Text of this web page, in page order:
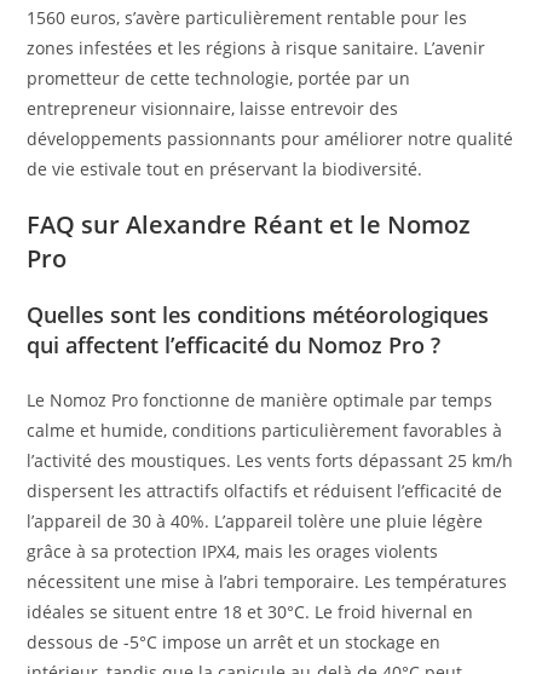
1560 euros, s’avère particulièrement rentable pour les
zones infestées et les régions à risque sanitaire. L’avenir
prometteur de cette technologie, portée par un
entrepreneur visionnaire, laisse entrevoir des
développements passionnants pour améliorer notre qualité
de vie estivale tout en préservant la biodiversité.
FAQ sur Alexandre Réant et le Nomoz
Pro
Quelles sont les conditions météorologiques
qui affectent l’efficacité du Nomoz Pro ?
Le Nomoz Pro fonctionne de manière optimale par temps
calme et humide, conditions particulièrement favorables à
l’activité des moustiques. Les vents forts dépassant 25 km/h
dispersent les attractifs olfactifs et réduisent l’efficacité de
l’appareil de 30 à 40%. L’appareil tolère une pluie légère
grâce à sa protection IPX4, mais les orages violents
nécessitent une mise à l’abri temporaire. Les températures
idéales se situent entre 18 et 30°C. Le froid hivernal en
dessous de -5°C impose un arrêt et un stockage en